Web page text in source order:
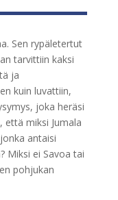
Sen rypäletertut
tarvittiin kaksi
ja
kuin luvattiin,
joka heräsi
että miksi Jumala
antaisi
Miksi ei Savoa tai
pohjukan